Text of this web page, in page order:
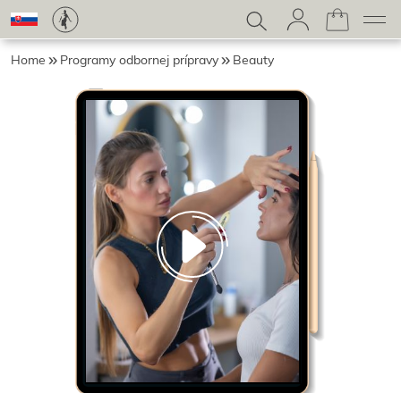
Home Programy odbornej prípravy Beauty